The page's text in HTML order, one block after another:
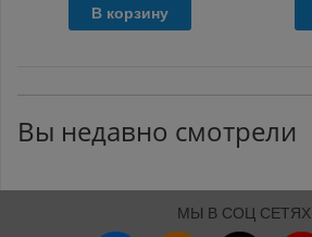
В корзину
Вы недавно смотрели
МЫ В СОЦ СЕТЯХ